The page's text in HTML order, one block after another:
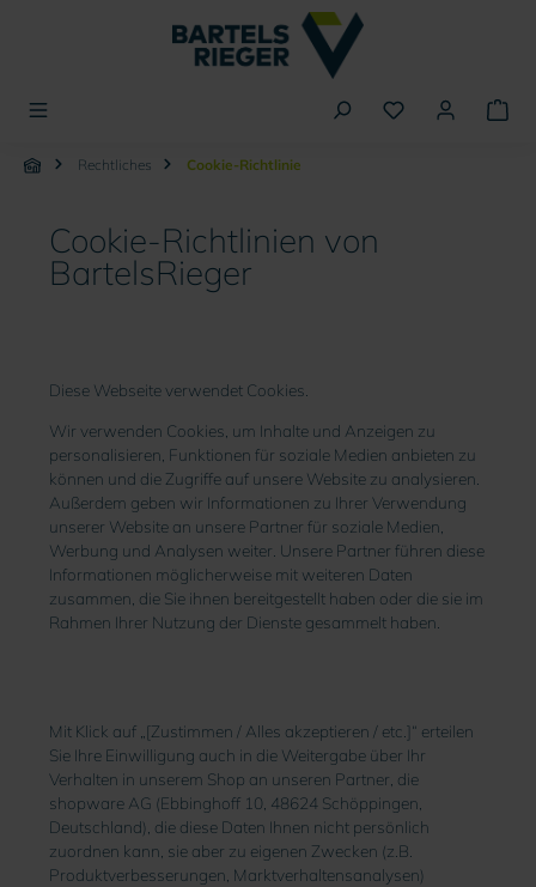
Rechtliches Cookie-Richtlinie
Cookie-Richtlinien von
BartelsRieger
Diese Webseite verwendet Cookies.
Wir verwenden Cookies, um Inhalte und Anzeigen zu
personalisieren, Funktionen für soziale Medien anbieten zu
können und die Zugriffe auf unsere Website zu analysieren.
Außerdem geben wir Informationen zu Ihrer Verwendung
unserer Website an unsere Partner für soziale Medien,
Werbung und Analysen weiter. Unsere Partner führen diese
Informationen möglicherweise mit weiteren Daten
zusammen, die Sie ihnen bereitgestellt haben oder die sie im
Rahmen Ihrer Nutzung der Dienste gesammelt haben.
Mit Klick auf „[Zustimmen / Alles akzeptieren / etc.]“ erteilen
Sie Ihre Einwilligung auch in die Weitergabe über Ihr
Verhalten in unserem Shop an unseren Partner, die
shopware AG (Ebbinghoff 10, 48624 Schöppingen,
Deutschland), die diese Daten Ihnen nicht persönlich
zuordnen kann, sie aber zu eigenen Zwecken (z.B.
Produktverbesserungen, Marktverhaltensanalysen)